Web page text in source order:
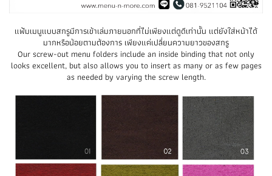
แฟ้มเมนูแบบสกรูมีการเข้าเล่มภายนอกที่ไม่เพียงแต่ดูดีเท่านั้น แต่ยังใส่หน้าได้
มากหรือน้อยตามต้องการ เพียงแค่เปลี่ยนความยาวของสกรู
Our screw-out menu folders include an inside binding that not only
looks excellent, but also allows you to insert as many or as few pages
as needed by varying the screw length.